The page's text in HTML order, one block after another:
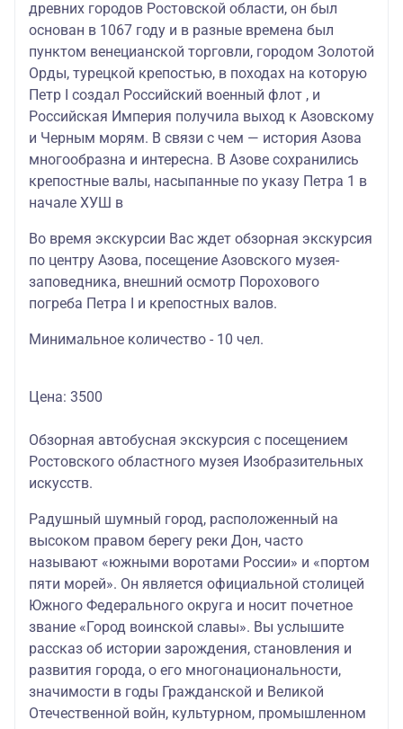
древних городов Ростовской области, он был
основан в 1067 году и в разные времена был
пунктом венецианской торговли, городом Золотой
Орды, турецкой крепостью, в походах на которую
Петр I создал Российский военный флот , и
Российская Империя получила выход к Азовскому
и Черным морям. В связи с чем — история Азова
многообразна и интересна. В Азове сохранились
крепостные валы, насыпанные по указу Петра 1 в
начале ХУШ в
Во время экскурсии Вас ждет обзорная экскурсия
по центру Азова, посещение Азовского музея-
заповедника, внешний осмотр Порохового
погреба Петра I и крепостных валов.
Минимальное количество - 10 чел.
Цена: 3500
Обзорная автобусная экскурсия с посещением
Ростовского областного музея Изобразительных
искусств.
Радушный шумный город, расположенный на
высоком правом берегу реки Дон, часто
называют «южными воротами России» и «портом
пяти морей». Он является официальной столицей
Южного Федерального округа и носит почетное
звание «Город воинской славы». Вы услышите
рассказ об истории зарождения, становления и
развития города, о его многонациональности,
значимости в годы Гражданской и Великой
Отечественной войн, культурном, промышленном